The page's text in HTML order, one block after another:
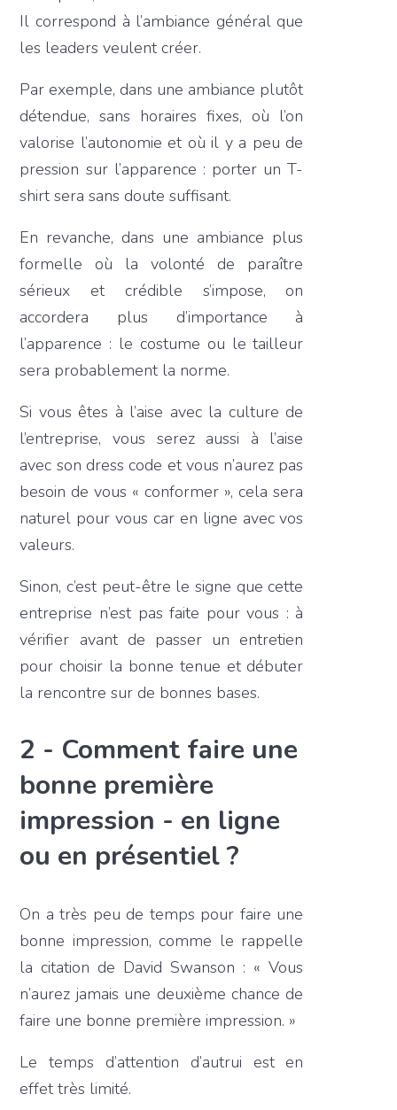
Il correspond à l’ambiance général que
les leaders veulent créer.
Par exemple, dans une ambiance plutôt
détendue, sans horaires fixes, où l’on
valorise l’autonomie et où il y a peu de
pression sur l’apparence : porter un T-
shirt sera sans doute suffisant.
En revanche, dans une ambiance plus
formelle où la volonté de paraître
sérieux et crédible s’impose, on
accordera plus d’importance à
l’apparence : le costume ou le tailleur
sera probablement la norme.
Si vous êtes à l’aise avec la culture de
l’entreprise, vous serez aussi à l’aise
avec son dress code et vous n’aurez pas
besoin de vous « conformer », cela sera
naturel pour vous car en ligne avec vos
valeurs.
Sinon, c’est peut-être le signe que cette
entreprise n’est pas faite pour vous : à
vérifier avant de passer un entretien
pour choisir la bonne tenue et débuter
la rencontre sur de bonnes bases.
2 - Comment faire une
bonne première
impression - en ligne
ou en présentiel ?
On a très peu de temps pour faire une
bonne impression, comme le rappelle
la citation de David Swanson : « Vous
n’aurez jamais une deuxième chance de
faire une bonne première impression. »
Le temps d’attention d’autrui est en
effet très limité.